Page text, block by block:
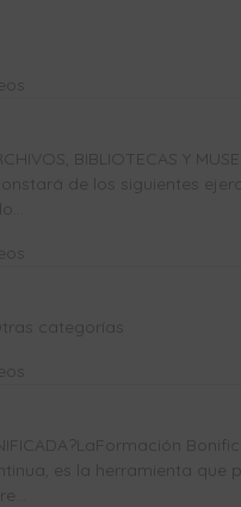
BIBLIOTECAS Y
de los siguientes
categorías
es la herramienta que